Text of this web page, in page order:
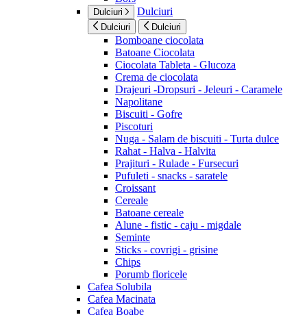
Dulciuri Dulciuri
Dulciuri Dulciuri
Bomboane ciocolata
Batoane Ciocolata
Ciocolata Tableta - Glucoza
Crema de ciocolata
Drajeuri -Dropsuri - Jeleuri - Caramele
Napolitane
Biscuiti - Gofre
Piscoturi
Nuga - Salam de biscuiti - Turta dulce
Rahat - Halva - Halvita
Prajituri - Rulade - Fursecuri
Pufuleti - snacks - saratele
Croissant
Cereale
Batoane cereale
Alune - fistic - caju - migdale
Seminte
Sticks - covrigi - grisine
Chips
Porumb floricele
Cafea Solubila
Cafea Macinata
Cafea Boabe